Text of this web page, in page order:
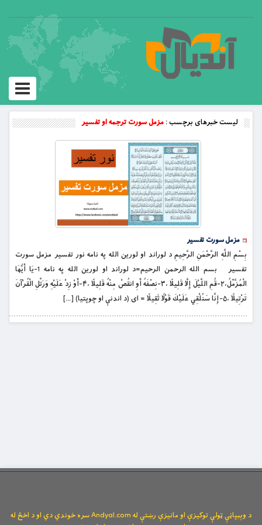
Toggle
لیست خبرهای برچسب :مزمل سورت ترجمه او تفسیر
مزمل سورت تفسیر
بِسْمِ اللَّهِ الرَّحْمَنِ الرَّحِيمِ د لوراند او لورین الله په نامه نور تفسیر مزمل سورت
تفسیر بسم الله الرحمن الرحيم=د لوراند او لورين الله په نامه 1-يَا أَيُّهَا
الْمُزَّمِّلُ،۲-قُمِ اللَّيْلَ إِلَّا قَلِيلًا ،۳-نِصْفَهُ أَوِ انقُصْ مِنْهُ قَلِيلًا ،۴-أَوْ زِدْ عَلَيْهِ وَرَتِّلِ الْقُرْآنَ
تَرْتِيلًا ،۵-إِنَّا سَنُلْقِي عَلَيْكَ قَوْلًا ثَقِيلًا = اى (د اندنې او چوپتيا) […]
د وېبپاڼې ټولې توکیزې او مانیزې رښتې له Andyal.com سره خوندي دي او د اخځ له